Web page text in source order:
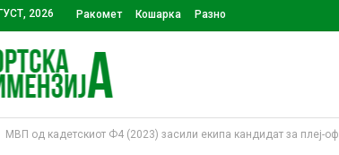
2026 Ракомет Кошарка Разно
МВП од кадетскиот Ф4 (2023) засили екипа кандидат за плеј-оф